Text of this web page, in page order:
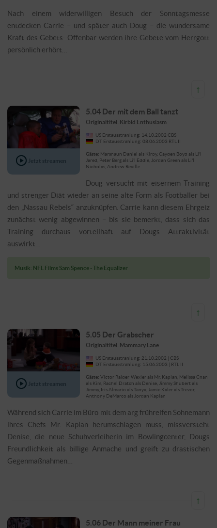
Nach einem widerwilligen Besuch der Sonntagsmesse
entdecken Carrie – und später auch Doug – die wundersame
Kraft des Gebets: Offenbar werden ihre Gebete vom Herrgott
persönlich erhört…
↑
Jetzt streamen
5.04 Der mit dem Ball tanzt
Originaltitel: Kirbid Enthusiasm
US Erstausstrahlung: 14.10.2002 CBS
DT Erstausstrahlung: 08.06.2003 RTL II
Gäste: Marshaun Daniel als Kirby, Cayden Boyd als Li'l
Jared, Peter Berg als Li'l Eddie, Jordan Green als Li'l
Nicholas, Andrew Reville
Doug versucht mit eisernem Training
und strenger Diät wieder an seine alte Form als Footballer bei
den „Nassau Rebels“ anzuknüpfen. Carrie kann diesem Ehrgeiz
zunächst wenig abgewinnen – bis sie bemerkt, dass sich das
Training durchaus vorteilhaft auf Dougs Attraktivität
auswirkt…
Musik: NFL Films Sam Spence - The Equalizer
↑
Jetzt streamen
5.05 Der Grabscher
Originaltitel: Mammary Lane
US Erstausstrahlung: 21.10.2002 | CBS
DT Erstausstrahlung: 15.06.2003 | RTL II
Gäste: Victor Raider-Wexler als Mr. Kaplan, Melissa Chan
als Kim, Rachel Dratch als Denise, Jimmy Shubert als
Jimmy, Iris Almario als Tanya, Jamie Kaler als Trevor,
Anthony DeMarco als Jordan Kaplan
Während sich Carrie im Büro mit dem arg frühreifen Sohnemann
ihres Chefs Mr. Kaplan herumschlagen muss, missversteht
Denise, die neue Schuhverleiherin im Bowlingcenter, Dougs
Freundlichkeit als billige Anmache und greift zu drastischen
Gegenmaßnahmen…
↑
5.06 Der Mann meiner Frau